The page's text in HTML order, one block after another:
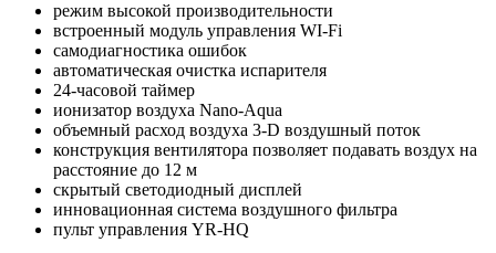
режим высокой производительности
встроенный модуль управления WI-Fi
самодиагностика ошибок
автоматическая очистка испарителя
24-часовой таймер
ионизатор воздуха Nano-Aqua
объемный расход воздуха 3-D воздушный поток
конструкция вентилятора позволяет подавать воздух на
расстояние до 12 м
скрытый светодиодный дисплей
инновационная система воздушного фильтра
пульт управления YR-HQ